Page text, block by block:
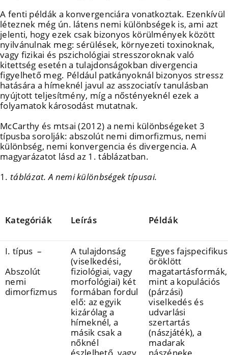
A fenti példák a konvergenciára vonatkoztak. Ezenkívül
léteznek még ún. látens nemi különbségek is, ami azt
jelenti, hogy ezek csak bizonyos körülmények között
nyilvánulnak meg: sérülések, környezeti toxinoknak,
vagy fizikai és pszichológiai stresszoroknak való
kitettség esetén a tulajdonságokban divergencia
figyelhető meg. Például patkányoknál bizonyos stressz
hatására a hímeknél javul az asszociatív tanulásban
nyújtott teljesítmény, míg a nőstényeknél ezek a
folyamatok károsodást mutatnak.
McCarthy és mtsai (2012) a nemi különbségeket 3
típusba sorolják: abszolút nemi dimorfizmus, nemi
különbség, nemi konvergencia és divergencia. A
magyarázatot lásd az 1. táblázatban.
táblázat. A nemi különbségek típusai.
Kategóriák Leírás Példák
I. típus –
Abszolút
nemi
dimorfizmus
A tulajdonság
(viselkedési,
fiziológiai, vagy
morfológiai) két
formában fordul
elő: az egyik
kizárólag a
hímeknél, a
másik csak a
nőknél
Egyes fajspecifikus
öröklött
magatartásformák,
mint a kopulációs
(párzási)
viselkedés és
udvarlási
szertartás
(nászjáték), a
madarak